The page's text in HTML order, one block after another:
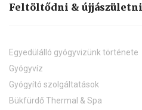
Feltöltődni & újjászületni
Egyedülálló gyógyvizünk története
Gyógyvíz
Gyógyító szolgáltatások
Bükfürdő Thermal & Spa